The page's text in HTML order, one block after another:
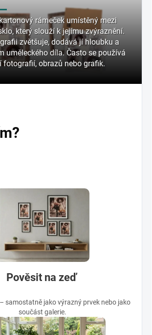
rámeček umístěný mezi
který slouží k jejímu zvýraznění.
zvětšuje, dodává jí hloubku a
uměleckého díla. Často se používá
fotografií, obrazů nebo grafik.
Pověsit na zeď
samostatně jako výrazný prvek nebo jako
součást galerie.